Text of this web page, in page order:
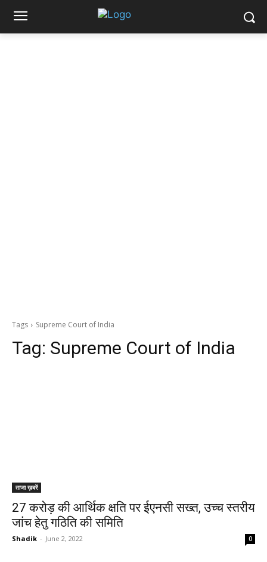
Tags Supreme Court of India
Tag: Supreme Court of India
ताजा ख़बरें
27 करोड़ की आर्थिक क्षति पर ईएनसी सख्त, उच्च स्तरीय
जांच हेतु गठिति की समिति
Shadik - June 2, 2022 0